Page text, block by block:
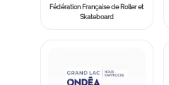
Fédération Française de Roller et
Skateboard